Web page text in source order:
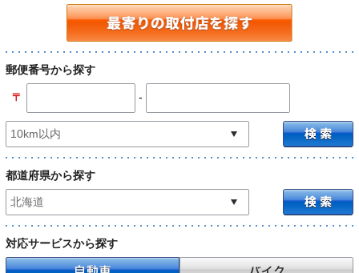
郵便番号から探す
〒 -
都道府県から探す
対応サービスから探す
自動車